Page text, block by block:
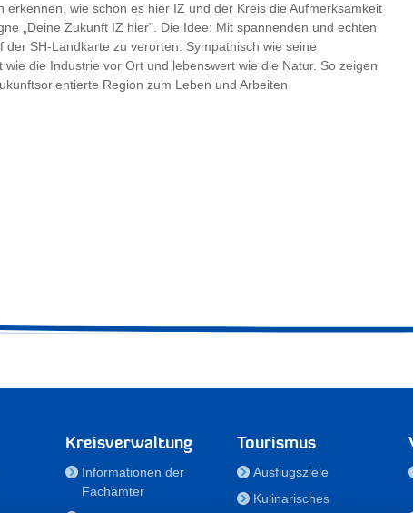
wie schön es hier IZ und der Kreis die Aufmerksamkeit
„Deine Zukunft IZ hier". Die Idee: Mit spannenden und echten
SH-Landkarte zu verorten. Sympathisch wie seine
die Industrie vor Ort und lebenswert wie die Natur. So zeigen
Region zum Leben und Arbeiten
Kreisverwaltung
Informationen der
Fachämter
Tourismus
Ausflugsziele
Kulinarisches